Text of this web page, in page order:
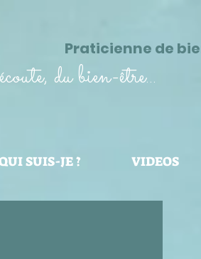
Praticienne de
du bien-être...
SUIS-JE ? VIDEOS